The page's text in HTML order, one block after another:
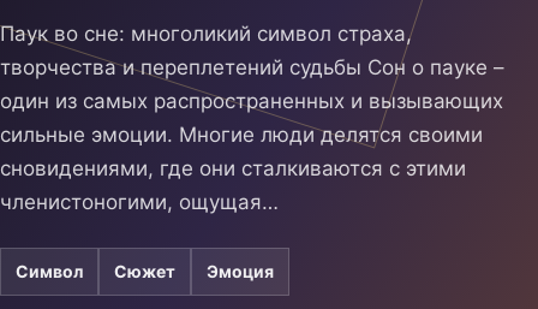
Паук во сне: многоликий символ страха,
творчества и переплетений судьбы Сон о пауке –
один из самых распространенных и вызывающих
сильные эмоции. Многие люди делятся своими
сновидениями, где они сталкиваются с этими
членистоногими, ощущая…
Символ Сюжет Эмоция